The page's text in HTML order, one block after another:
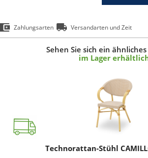
Zahlungsarten Versandarten und Zeit
Sehen Sie sich ein
im Lager
Technorattan-Stühl